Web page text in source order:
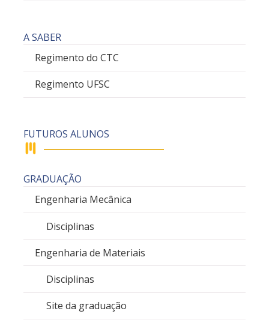
A SABER
Regimento do CTC
Regimento UFSC
FUTUROS ALUNOS
GRADUAÇÃO
Engenharia Mecânica
Disciplinas
Engenharia de Materiais
Disciplinas
Site da graduação